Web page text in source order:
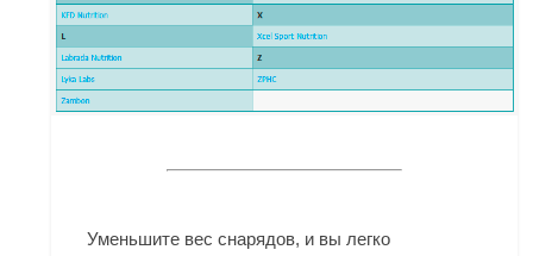
Уменьшите вес снарядов, и вы легко